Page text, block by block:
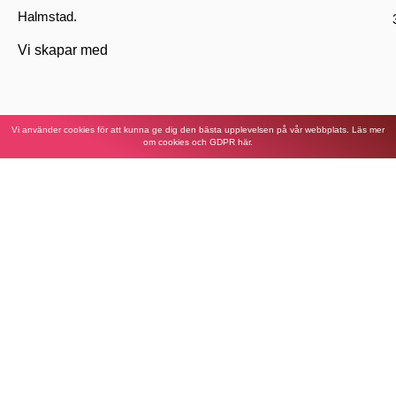
Halmstad.
Vi skapar med
Vi använder cookies för att kunna ge dig den bästa upplevelsen på vår webbplats. Läs mer
om cookies och GDPR här.